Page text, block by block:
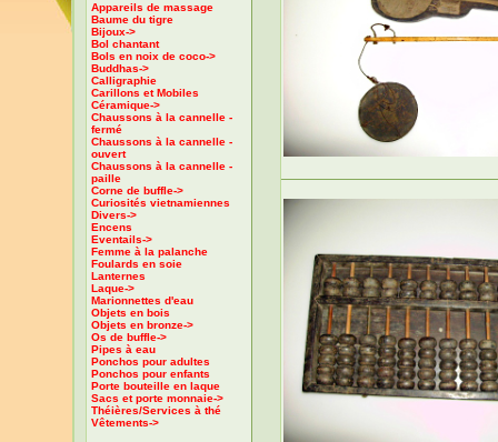
Appareils de massage
Baume du tigre
Bijoux->
Bol chantant
Bols en noix de coco->
Buddhas->
Calligraphie
Carillons et Mobiles
Céramique->
Chaussons à la cannelle -
fermé
Chaussons à la cannelle -
ouvert
Chaussons à la cannelle -
paille
Corne de buffle->
Curiosités vietnamiennes
Divers->
Encens
Eventails->
Femme à la palanche
Foulards en soie
Lanternes
Laque->
Marionnettes d'eau
Objets en bois
Objets en bronze->
Os de buffle->
Pipes à eau
Ponchos pour adultes
Ponchos pour enfants
Porte bouteille en laque
Sacs et porte monnaie->
Théières/Services à thé
Vêtements->